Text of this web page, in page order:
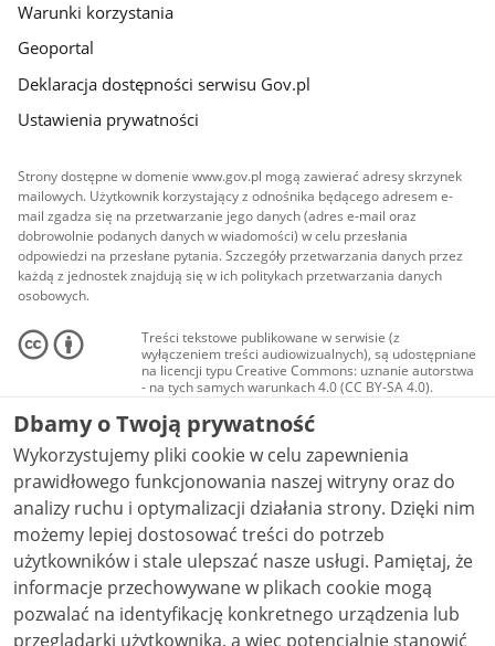
Warunki korzystania
Geoportal
Deklaracja dostępności serwisu Gov.pl
Ustawienia prywatności
Strony dostępne w domenie www.gov.pl mogą zawierać adresy skrzynek
mailowych. Użytkownik korzystający z odnośnika będącego adresem e-
mail zgadza się na przetwarzanie jego danych (adres e-mail oraz
dobrowolnie podanych danych w wiadomości) w celu przesłania
odpowiedzi na przesłane pytania. Szczegóły przetwarzania danych przez
każdą z jednostek znajdują się w ich politykach przetwarzania danych
osobowych.
Treści tekstowe publikowane w serwisie (z
wyłączeniem treści audiowizualnych), są udostępniane
na licencji typu Creative Commons: uznanie autorstwa
- na tych samych warunkach 4.0 (CC BY-SA 4.0).
Materiały audiowizualne, w tym zdjęcia, materiały
audio i wideo, są udostępniane na licencji typu
Creative Commons: uznanie autorstwa użycie
niekomercyjne - bez utworów zależnych 4.0 (CC BY-
NC-ND 4.0), o ile nie jest to stwierdzone inaczej.
Dbamy o Twoją prywatność
Wykorzystujemy pliki cookie w celu zapewnienia
prawidłowego funkcjonowania naszej witryny oraz do
analizy ruchu i optymalizacji działania strony. Dzięki nim
możemy lepiej dostosować treści do potrzeb
użytkowników i stale ulepszać nasze usługi. Pamiętaj, że
informacje przechowywane w plikach cookie mogą
pozwalać na identyfikację konkretnego urządzenia lub
przeglądarki użytkownika, a więc potencjalnie stanowić